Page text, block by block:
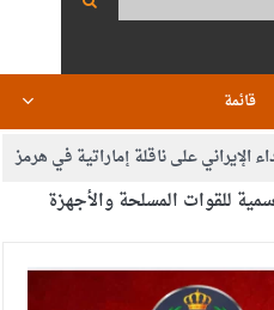
قائمة
الإيراني على ناقلة إماراتية في هرمز
الصحة: 1257 شهيدا بغزة منذ وقف النار
فعاليات اعمال المدرسة الحزبية..صور
للقوات المسلحة والأجهزة